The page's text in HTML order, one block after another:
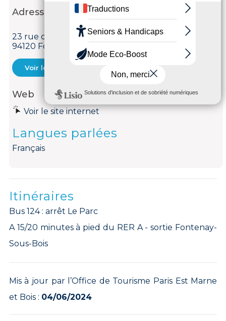
Adresse
23 rue de Neuilly
94120 Fontenay-sous-Bois
Voir le courriel
Web
Voir le site internet
Langues parlées
Français
Itinéraires
Bus 124 : arrêt Le Parc
A 15/20 minutes à pied du RER A - sortie Fontenay-
Sous-Bois
Mis à jour par l’Office de Tourisme Paris Est Marne
et Bois : 04/06/2024